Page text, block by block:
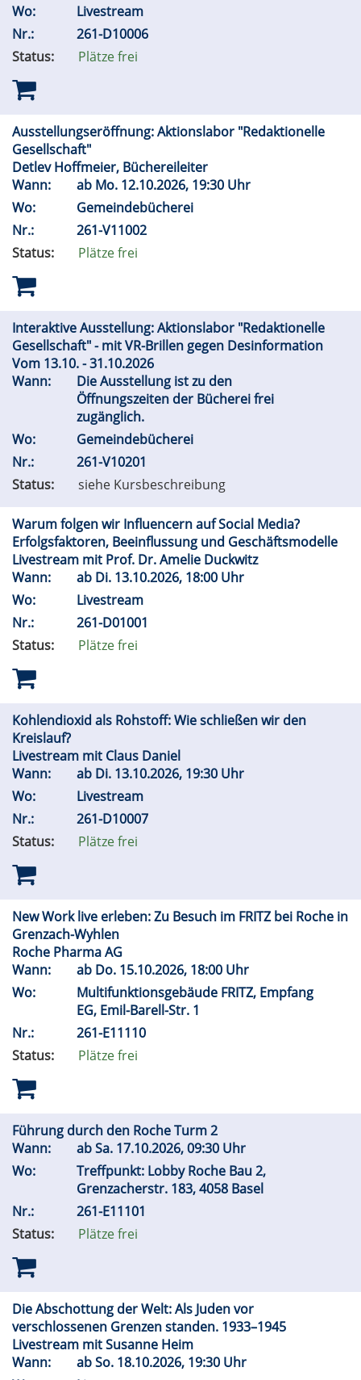
Wo:
Livestream
Nr.:
261-D10006
Status:
Plätze frei
Ausstellungseröffnung: Aktionslabor "Redaktionelle
Gesellschaft"
Detlev Hoffmeier, Büchereileiter
Wann:
ab Mo. 12.10.2026, 19:30 Uhr
Wo:
Gemeindebücherei
Nr.:
261-V11002
Status:
Plätze frei
Interaktive Ausstellung: Aktionslabor "Redaktionelle
Gesellschaft" - mit VR-Brillen gegen Desinformation
Vom 13.10. - 31.10.2026
Wann:
Die Ausstellung ist zu den
Öffnungszeiten der Bücherei frei
zugänglich.
Wo:
Gemeindebücherei
Nr.:
261-V10201
Status:
siehe Kursbeschreibung
Warum folgen wir Influencern auf Social Media?
Erfolgsfaktoren, Beeinflussung und Geschäftsmodelle
Livestream mit Prof. Dr. Amelie Duckwitz
Wann:
ab Di. 13.10.2026, 18:00 Uhr
Wo:
Livestream
Nr.:
261-D01001
Status:
Plätze frei
Kohlendioxid als Rohstoff: Wie schließen wir den
Kreislauf?
Livestream mit Claus Daniel
Wann:
ab Di. 13.10.2026, 19:30 Uhr
Wo:
Livestream
Nr.:
261-D10007
Status:
Plätze frei
New Work live erleben: Zu Besuch im FRITZ bei Roche in
Grenzach-Wyhlen
Roche Pharma AG
Wann:
ab Do. 15.10.2026, 18:00 Uhr
Wo:
Multifunktionsgebäude FRITZ, Empfang
EG, Emil-Barell-Str. 1
Nr.:
261-E11110
Status:
Plätze frei
Führung durch den Roche Turm 2
Wann:
abSa. 17.10.2026, 09:30 Uhr
Wo:
Treffpunkt: Lobby Roche Bau 2,
Grenzacherstr. 183, 4058 Basel
Nr.:
261-E11101
Status:
Plätze frei
Die Abschottung der Welt: Als Juden vor
verschlossenen Grenzen standen. 1933–1945
Livestream mit Susanne Heim
Wann:
abSo. 18.10.2026, 19:30 Uhr